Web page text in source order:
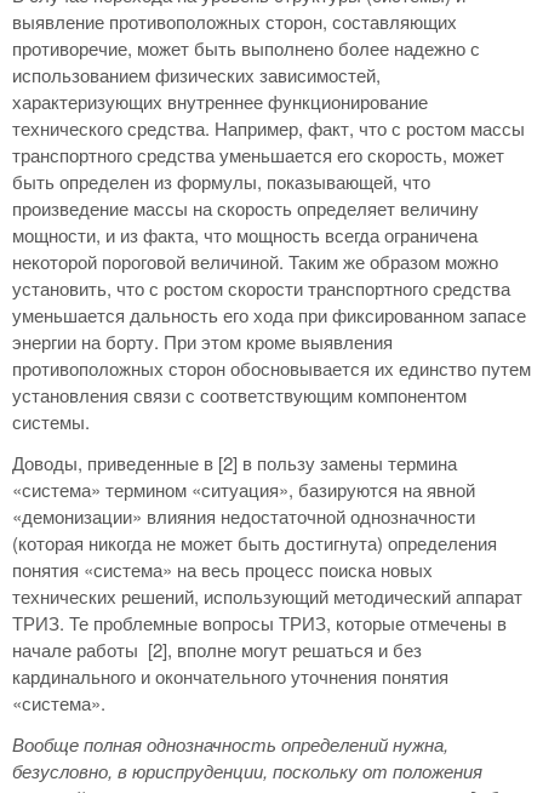
выявление противоположных сторон, составляющих
противоречие, может быть выполнено более надежно с
использованием физических зависимостей,
характеризующих внутреннее функционирование
технического средства. Например, факт, что с ростом массы
транспортного средства уменьшается его скорость, может
быть определен из формулы, показывающей, что
произведение массы на скорость определяет величину
мощности, и из факта, что мощность всегда ограничена
некоторой пороговой величиной. Таким же образом можно
установить, что с ростом скорости транспортного средства
уменьшается дальность его хода при фиксированном запасе
энергии на борту. При этом кроме выявления
противоположных сторон обосновывается их единство путем
установления связи с соответствующим компонентом
системы.
Доводы, приведенные в [2] в пользу замены термина
«система» термином «ситуация», базируются на явной
«демонизации» влияния недостаточной однозначности
(которая никогда не может быть достигнута) определения
понятия «система» на весь процесс поиска новых
технических решений, использующий методический аппарат
ТРИЗ. Те проблемные вопросы ТРИЗ, которые отмечены в
начале работы [2], вполне могут решаться и без
кардинального и окончательного уточнения понятия
«система».
Вообще полная однозначность определений нужна,
безусловно, в юриспруденции, поскольку от положения